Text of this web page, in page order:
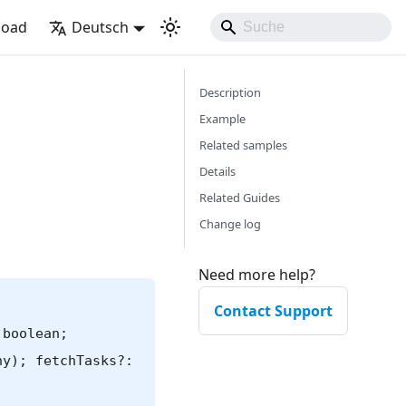
Deutsch
fetchTasks?:
Description
Example
Related samples
Details
Related Guides
Change log
Need more help?
Contact Support